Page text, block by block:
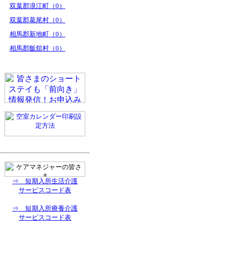
双葉郡浪江町（0）
双葉郡葛尾村（0）
相馬郡新地町（0）
相馬郡飯舘村（0）
⇒ 短期入所生活介護
サービスコード表
⇒ 短期入所療養介護
サービスコード表